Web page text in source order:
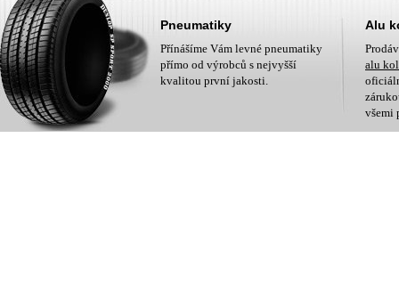
Pneumatiky
Přínášíme Vám levné pneumatiky
přímo od výrobců s nejvyšší
kvalitou první jakosti.
Alu
alu
všemi